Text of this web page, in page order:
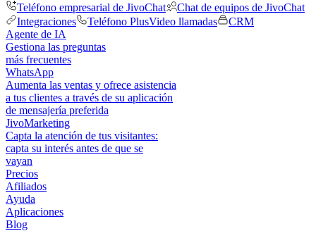
Teléfono empresarial de JivoChat
Chat de equipos de JivoChat
Integraciones
Teléfono PlusVideo llamadas
CRM
Agente de IA
Gestiona las preguntas
más frecuentes
WhatsApp
Aumenta las ventas y ofrece asistencia
a tus clientes a través de su aplicación
de mensajería preferida
JivoMarketing
Capta la atención de tus visitantes:
capta su interés antes de que se
vayan
Precios
Afiliados
Ayuda
Aplicaciones
Blog